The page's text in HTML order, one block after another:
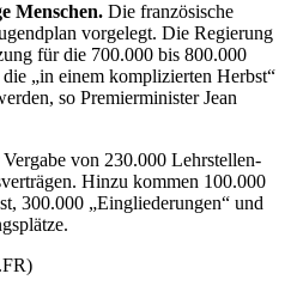
Menschen. Die französische
vorgelegt. Die Regierung
für die 700.000 bis 800.000
„in einem komplizierten Herbst“
so Premierminister Jean
von 230.000 Lehrstellen-
Hinzu kommen 100.000
300.000 „Eingliederungen“ und